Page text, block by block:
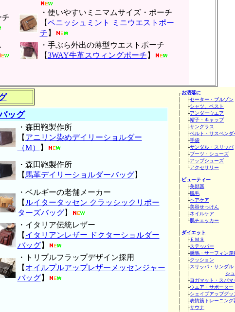
チ
・使いやすいミニマムサイズ・ポーチ
【ペニッシュミント ミニウエストポー
チ 】
・手ぶら外出の薄型ウエストポーチ
【3WAY牛革スウィングポーチ 】
┌お洒落に
│ ├セーター・ブルゾン
│ ├シャツ、ベスト
│ ├アンダーウエア
│ ├帽子・キャップ
│ ├サングラス
│ ├ベルト・サスペンダ
│ ├手袋
│ ├サンダル・スリッパ
│ ├ブーツ・シューズ
│ ├アップシューズ
│ └アクセサリー
├ビューティー
│ ├美顔器
│ ├脱毛
│ ├ヘアケア
│ ├美容せっけん
│ ├ネイルケア
│ └肌チェッカー
├ダイエット
│ ├ＥＭＳ
│ ├ステッパー
│ ├乗馬・サーフィン運
│ ├クッション
│ ├スリッパ・サンダル
シ
│ ├ヨガマット・スパマ
│ ├ウエア・サポーター
│ ├シェイプアップグッ
│ ├表情筋トレーニング
│ ├サウナ
ッグ
・森田鞄製作所
【 アニリン染めデイリーショルダー
（M）
】
・森田鞄製作所
【 馬革デイリーショルダーバッグ】
・ベルギーの老舗メーカー
【 ルイタータッセン クラッシックリポー
ターズバッグ】
・イタリア伝統レザー
【 イタリアンレザー ドクターショルダー
バッグ】
・トリプルフラップデザイン採用
【 オイルプルアップレザーメッセンジャー
バッグ】